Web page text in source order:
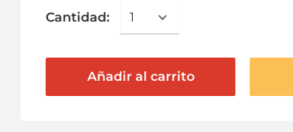
Cantidad:
Añadir al carrito